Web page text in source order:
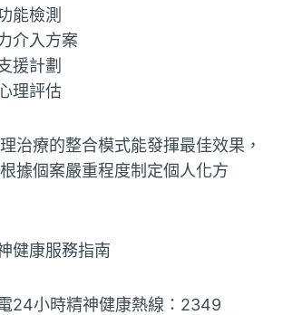
能檢測
介入方案
援計劃
理評估
理治療的整合模式能發揮最佳效果，
據個案嚴重程度制定個人化方
健康服務指南
24小時精神健康熱線：2349